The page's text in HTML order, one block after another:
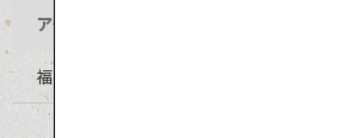
アクセス
福岡空港から福岡市営地下鉄空港線で約10分